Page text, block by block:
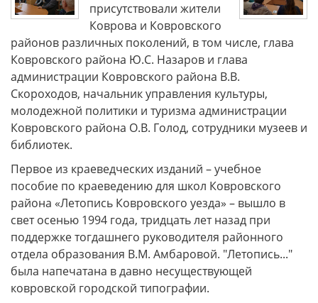
присутствовали жители
Коврова и Ковровского
районов различных поколений, в том числе, глава
Ковровского района Ю.С. Назаров и глава
администрации Ковровского района В.В.
Скороходов, начальник управления культуры,
молодежной политики и туризма администрации
Ковровского района О.В. Голод, сотрудники музеев и
библиотек.
Первое из краеведческих изданий – учебное
пособие по краеведению для школ Ковровского
района «Летопись Ковровского уезда» – вышло в
свет осенью 1994 года, тридцать лет назад при
поддержке тогдашнего руководителя районного
отдела образования В.М. Амбаровой. "Летопись..."
была напечатана в давно несуществующей
ковровской городской типографии.